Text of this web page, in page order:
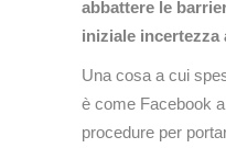
abbattere le
iniziale incertezza
Una cosa a cui
è come Facebook
procedure per